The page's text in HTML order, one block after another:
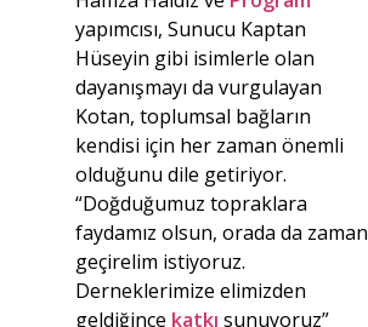
yapımcısı, Sunucu Kaptan
Hüseyin gibi isimlerle olan
dayanışmayı da vurgulayan
Kotan, toplumsal bağların
kendisi için her zaman önemli
olduğunu dile getiriyor.
“Doğduğumuz topraklara
faydamız olsun, orada da zaman
geçirelim istiyoruz.
Derneklerimize elimizden
geldiğince katkı sunuyoruz”